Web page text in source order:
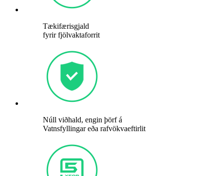
Tækifærisgjald
fyrir fjölvaktaforrit
Núll viðhald, engin þörf á
Vatnsfyllingar eða rafvökvaeftirlit